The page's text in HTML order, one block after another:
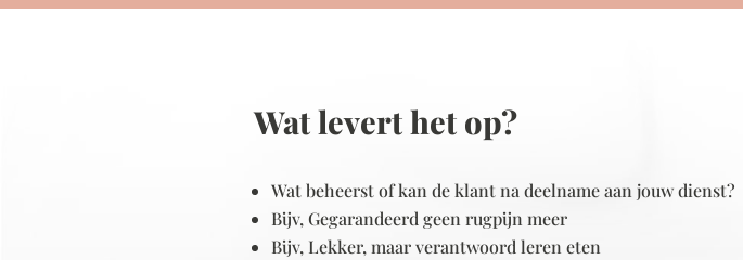
Wat levert het op?
Wat beheerst of kan de klant na deelname aan jouw dienst?
Bijv, Gegarandeerd geen rugpijn meer
Bijv, Lekker, maar verantwoord leren eten